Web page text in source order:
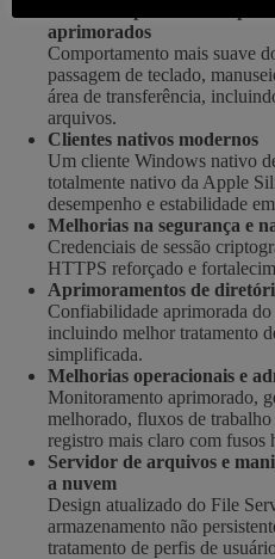
aprimorados
Comportamento mais suave
passagem de teclado,
área de transferência,
arquivos.
Clientes nativos modernos
Um cliente Windows nativo
totalmente nativo da Apple
desempenho e estabilidade
Melhorias na segurança e
Credenciais de sessão
HTTPS reforçado e
Aprimoramentos de
Confiabilidade aprimorada
incluindo melhor tratamento
simplificada.
Melhorias operacionais e
Monitoramento aprimorado,
melhorado, fluxos de
registro mais claro com fusos
Servidor de arquivos e
a nuvem
Design atualizado do File
armazenamento não
tratamento de perfis de